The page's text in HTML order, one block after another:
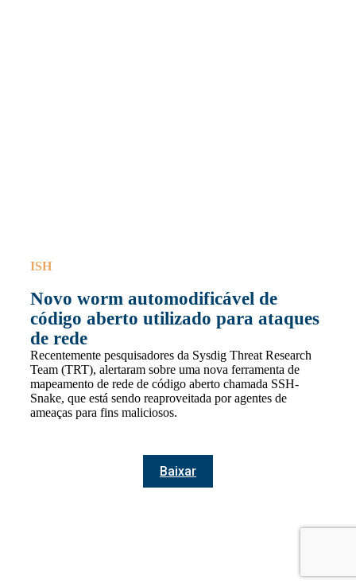
ISH
Novo worm automodificável de
código aberto utilizado para ataques
de rede
Recentemente pesquisadores da Sysdig Threat Research
Team (TRT), alertaram sobre uma nova ferramenta de
mapeamento de rede de código aberto chamada SSH-
Snake, que está sendo reaproveitada por agentes de
ameaças para fins maliciosos.
Baixar